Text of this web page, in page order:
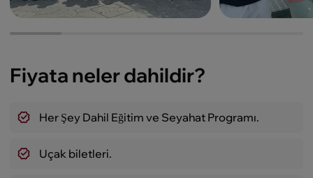
Fiyata neler dahildir?
Her Şey Dahil Eğitim ve Seyahat Programı.
Uçak biletleri.